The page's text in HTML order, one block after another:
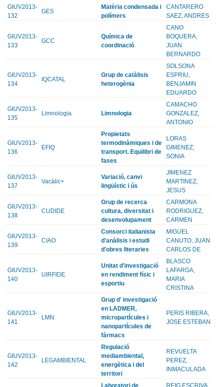
GIUV2013-
132
GES
Matèria condensada i
polímers
CANTARERO
SAEZ, ANDRES
GIUV2013-
133
GCC
Química de
coordinació
CANO
BOQUERA,
JUAN
BERNARDO
GIUV2013-
134
IQCATAL
Grup de catàlisis
heterogènia
SOLSONA
ESPRIU,
BENJAMIN
EDUARDO
GIUV2013-
135
Limnologia Limnologia
CAMACHO
GONZALEZ,
ANTONIO
GIUV2013-
136
EFIQ
Propietats
termodinàmiques i de
transport. Equilibri de
fases
LORAS
GIMENEZ,
SONIA
GIUV2013-
137
Vacàlic+
Variació, canvi
lingüístic i ús
JIMENEZ
MARTINEZ,
JESUS
GIUV2013-
138
CUDIDE
Grup de recerca
cultura, diversitat i
desenvolupament
CARMONA
RODRIGUEZ,
CARMEN
GIUV2013-
139
CIAO
Consorci italianista
d'anàlisis i estudi
d'obres literaries
MIGUEL
CANUTO, JUAN
CARLOS DE
GIUV2013-
140
UIRFIDE
Unitat d'investigació
en rendiment físic i
esportiu
BLASCO
LAFARGA,
MARIA
CRISTINA
GIUV2013-
141
LMN
Grup d' investigació
en LADMER,
micropartÍcules i
nanopartÍcules de
fàrmacs
PERIS RIBERA,
JOSE ESTEBAN
GIUV2013-
142
LEGAMBIENTAL
Regulació
mediambiental,
energètica i del
territori
REVUELTA
PEREZ,
INMACULADA
Laboratori de
REIG ESCRIVA,